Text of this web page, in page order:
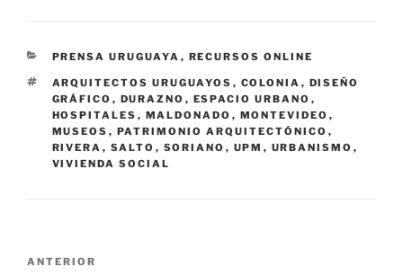
CATEGORÍAS
PRENSA URUGUAYA , RECURSOS ONLINE
ETIQUETAS
ARQUITECTOS URUGUAYOS , COLONIA , DISEÑO
GRÁFICO , DURAZNO , ESPACIO URBANO ,
HOSPITALES , MALDONADO , MONTEVIDEO ,
MUSEOS , PATRIMONIO ARQUITECTÓNICO ,
RIVERA , SALTO , SORIANO , UPM , URBANISMO ,
VIVIENDA SOCIAL
Navegación
Entrada
ANTERIOR